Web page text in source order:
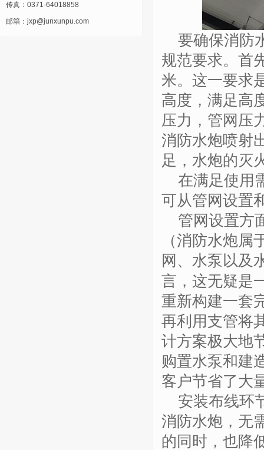
传真：0371-64018858
邮箱：jxp@junxunpu.com
要确保消防
规范要求。首
米。这一要求
高度 ， 满足高
压力，管网压
消防水炮喷射
足，水炮的灭
在满足使用
可从管网设置
管网设置方
（消防水炮
网、水泵以及
言，这无疑是
重新构建一套
再利用支管将
计方案极大地
购置水泵和建
客户节省了大
安装布线环
消防水炮，无
的同时，也降